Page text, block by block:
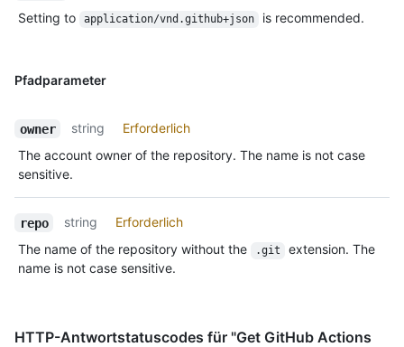
Setting to
application/vnd.github+json is recommended.
Pfadparameter
owner string
Erforderlich
The account owner of the repository. The name is not case
sensitive.
repo string
Erforderlich
The name of the repository without the
.git
extension. The
name is not case sensitive.
HTTP-Antwortstatuscodes für "Get GitHub Actions